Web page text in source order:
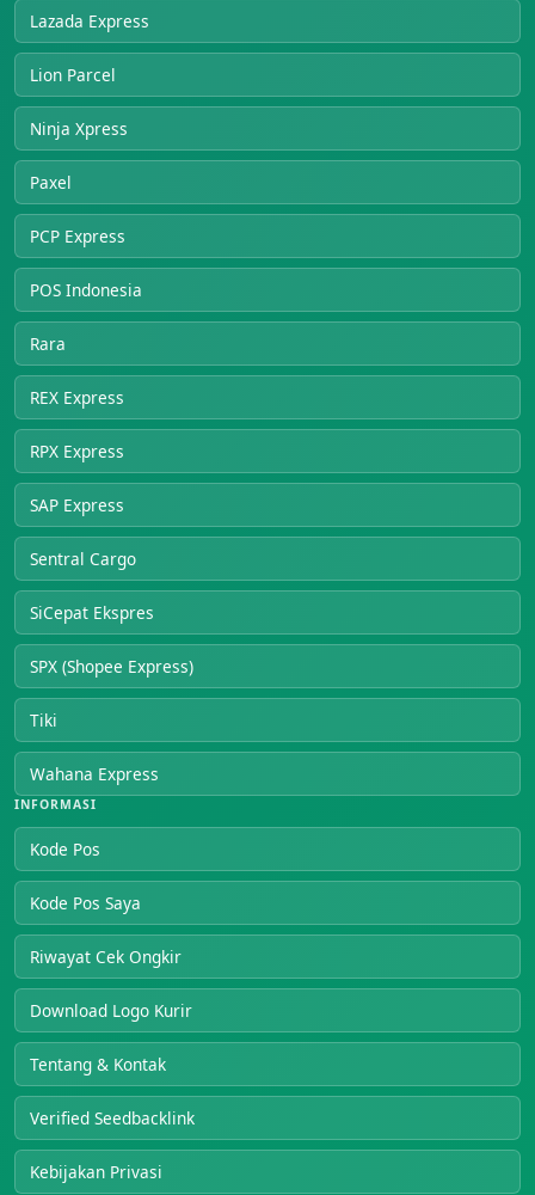
Lazada Express
Lion Parcel
Ninja Xpress
Paxel
PCP Express
POS Indonesia
Rara
REX Express
RPX Express
SAP Express
Sentral Cargo
SiCepat Ekspres
SPX (Shopee Express)
Tiki
Wahana Express
INFORMASI
Kode Pos
Kode Pos Saya
Riwayat Cek Ongkir
Download Logo Kurir
Tentang & Kontak
Verified Seedbacklink
Kebijakan Privasi